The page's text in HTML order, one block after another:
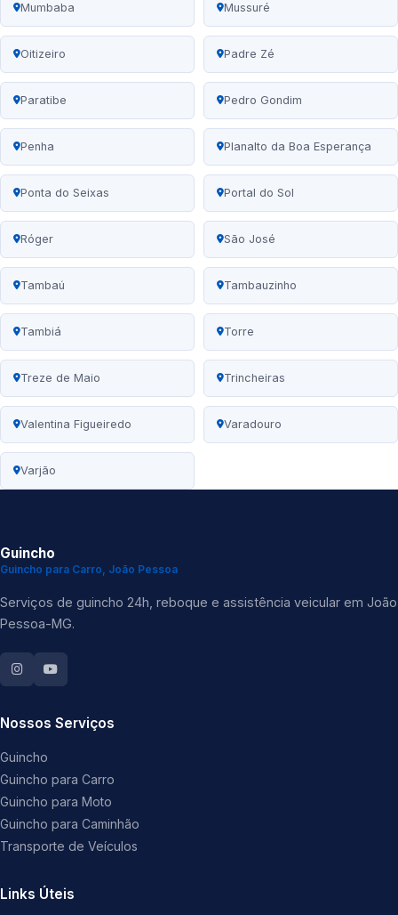
Mumbaba Mussuré
Oitizeiro Padre Zé
Paratibe Pedro Gondim
Penha Planalto da Boa Esperança
Ponta do Seixas Portal do Sol
Róger São José
Tambaú Tambauzinho
Tambiá Torre
Treze de Maio Trincheiras
Valentina Figueiredo Varadouro
Varjão
Guincho
Guincho para Carro, João Pessoa
Serviços de guincho 24h, reboque e assistência veicular em João
Pessoa-MG.
Nossos Serviços
Guincho
Guincho para Carro
Guincho para Moto
Guincho para Caminhão
Transporte de Veículos
Links Úteis